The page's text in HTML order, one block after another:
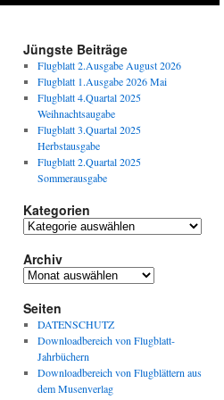
Jüngste Beiträge
Flugblatt 2.Ausgabe August 2026
Flugblatt 1.Ausgabe 2026 Mai
Flugblatt 4.Quartal 2025
Weihnachtsaugabe
Flugblatt 3.Quartal 2025
Herbstausgabe
Flugblatt 2.Quartal 2025
Sommerausgabe
Kategorien
Kategorien
Archiv
Archiv
Seiten
DATENSCHUTZ
Downloadbereich von Flugblatt-
Jahrbüchern
Downloadbereich von Flugblättern aus
dem Musenverlag